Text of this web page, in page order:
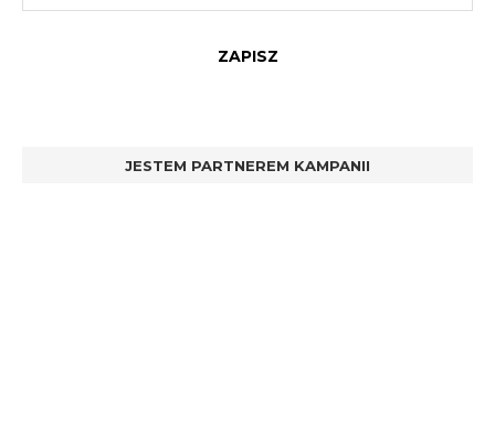
JESTEM PARTNEREM KAMPANII